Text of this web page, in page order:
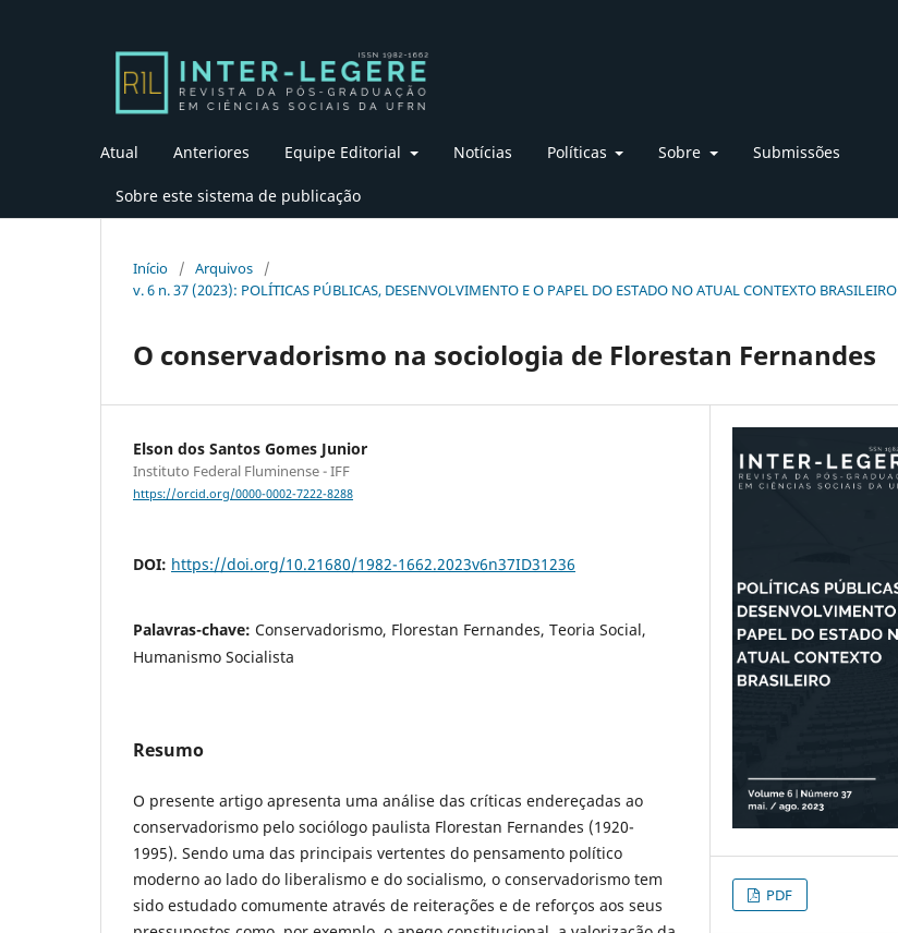
Atual Anteriores Equipe Editorial Notícias Políticas Sobre Submissões
Sobre este sistema de publicação
Início / Arquivos
/
v. 6 n. 37 (2023): POLÍTICAS PÚBLICAS, DESENVOLVIMENTO E O PAPEL DO ESTADO NO ATUAL CONTEXTO BRASILEIRO
O conservadorismo na sociologia de Florestan Fernandes
Elson dos Santos Gomes Junior
Instituto Federal Fluminense - IFF
https://orcid.org/0000-0002-7222-8288
DOI: https://doi.org/10.21680/1982-1662.2023v6n37ID31236
Palavras-chave: Conservadorismo, Florestan Fernandes, Teoria Social,
Humanismo Socialista
Resumo
O presente artigo apresenta uma análise das críticas endereçadas ao
conservadorismo pelo sociólogo paulista Florestan Fernandes (1920-
1995). Sendo uma das principais vertentes do pensamento político
moderno ao lado do liberalismo e do socialismo, o conservadorismo tem
sido estudado comumente através de reiterações e de reforços aos seus
PDF